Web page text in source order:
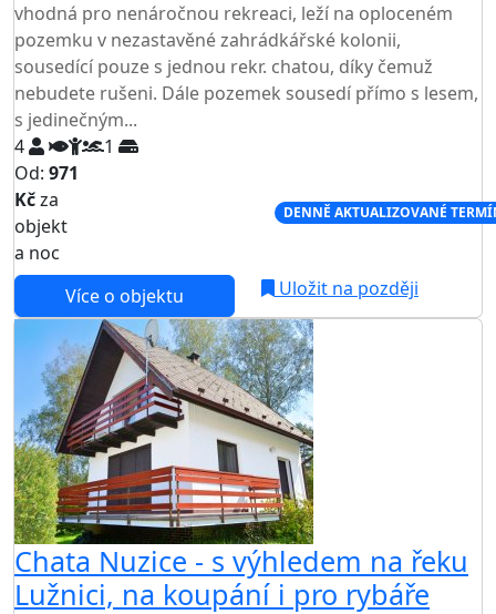
vhodná pro nenáročnou rekreaci, leží na oploceném
pozemku v nezastavěné zahrádkářské kolonii,
sousedící pouze s jednou rekr. chatou, díky čemuž
nebudete rušeni. Dále pozemek sousedí přímo s lesem,
s jedinečným...
4
1
Od: 971
Kčza
objekt
a noc
DENNĚ AKTUALIZOVANÉ
Více o objektu Uložit na později
Chata Nuzice - s výhledem na řeku
Lužnici, na koupání i pro rybáře